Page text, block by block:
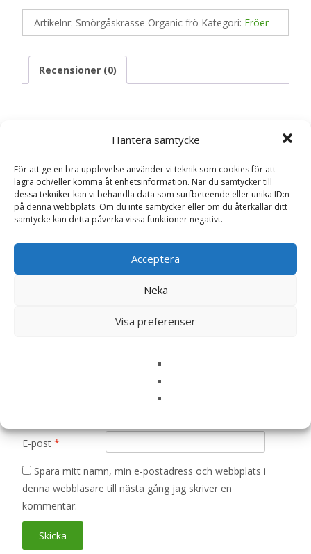
Hantera samtycke
För att ge en bra upplevelse använder vi teknik som cookies för att
lagra och/eller komma åt enhetsinformation. När du samtycker till
dessa tekniker kan vi behandla data som surfbeteende eller unika ID:n
på denna webbplats. Om du inte samtycker eller om du återkallar ditt
samtycke kan detta påverka vissa funktioner negativt.
Acceptera
Neka
Visa preferenser
Artikelnr: Smörgåskrasse Organic frö Kategori: Fröer
Recensioner (0)
Det finns inga recensioner än.
Bli först med att recensera
”Smörgåskrasse Organic frö – Fröer”
Ditt betyg*
E-post *
Spara mitt namn, min e-postadress och webbplats i
denna webbläsare till nästa gång jag skriver en
kommentar.